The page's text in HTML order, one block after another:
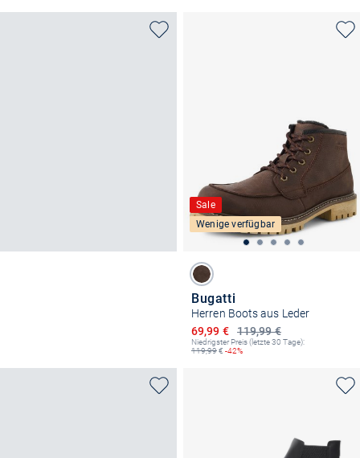
Sale
Wenige verfügbar
Bugatti
Herren Boots aus Leder
119,99 €
Ermäßigter Preis
69,99 €
Niedrigster Preis (letzte 30 Tage):
119,99€ -42%